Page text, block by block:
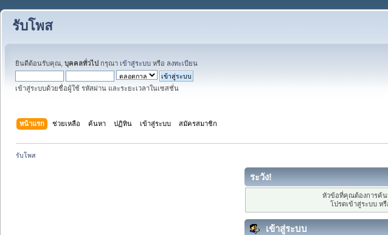
รับโพส
ยินดีต้อนรับคุณ, บุคคลทั่วไป กรุณา เข้าสู่ระบบ หรือ ลงทะเบียน
เข้าสู่ระบบด้วยชื่อผู้ใช้ รหัสผ่าน และระยะเวลาในเซสชั่น
หน้าแรก ช่วยเหลือ ค้นหา ปฏิทิน เข้าสู่ระบบ สมัครสมาชิก
รับโพส
ระวัง!
หัวข้อที่คุณต้องการค้
โปรดเข้าสู่ระบบ หรื
เข้าสู่ระบบ